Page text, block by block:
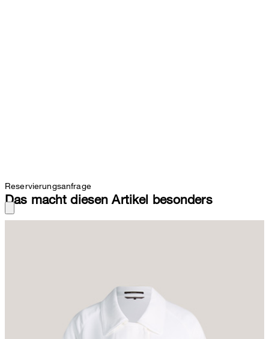
Reservierungsanfrage
Das macht diesen Artikel besonders
Tunnelzugs justierbare Saumabschluss aus. Raglanärmel und
seitliche Eingrifftaschen vollenden das Design stimmig.